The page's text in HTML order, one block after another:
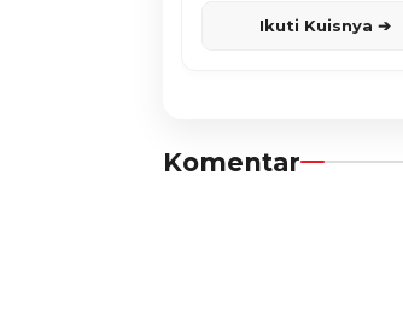
Ikuti Kuisnya ➔
Komentar